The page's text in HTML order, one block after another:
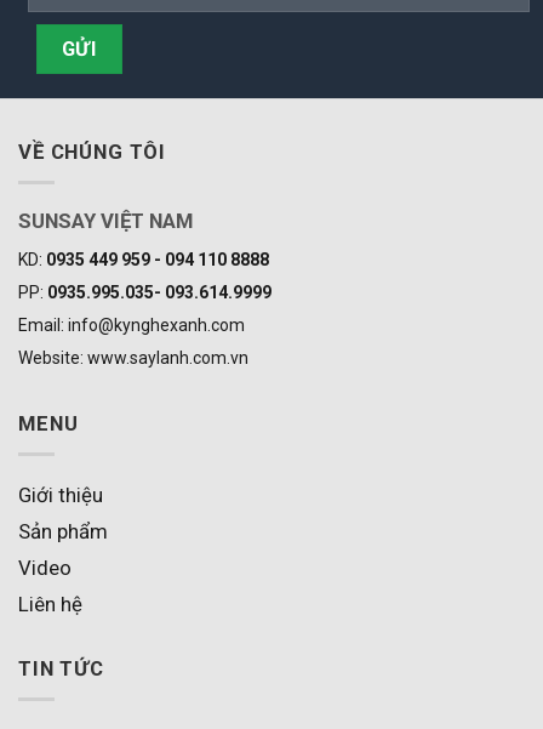
VỀ CHÚNG TÔI
SUNSAY VIỆT NAM
KD: 0935 449 959 - 094 110 8888
PP: 0935.995.035- 093.614.9999
Email: info@kynghexanh.com
Website: www.saylanh.com.vn
MENU
Giới thiệu
Sản phẩm
Video
Liên hệ
TIN TỨC